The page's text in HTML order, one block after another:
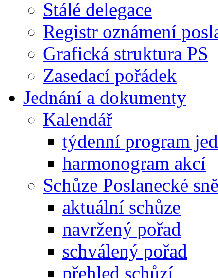
Stálé delegace
Registr oznámení
Grafická struktura PS
Zasedací pořádek
Jednání a dokumenty
Kalendář
týdenní program
harmonogram akcí
Schůze Poslanecké
aktuální schůze
navržený pořad
schválený pořad
přehled schůzí